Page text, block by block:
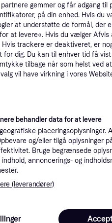
partnere gemmer og får adgang til
på din enhed. Hvis du
at understøtte de formål, der
at levere«. Hvis du vælger
trackere er deaktiveret, er
for dig. Du kan til enhver tid få
tilbage når som helst ved
vil have virkning i vores
behandler data for at levere
og/eller tilgå oplysninger
Bruge begrænsede
annoncerings- og
(leverandører)